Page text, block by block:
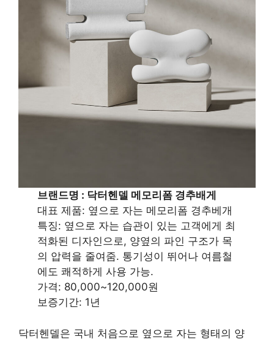
브랜드명 : 닥터헨델 메모리폼 경추배게
대표 제품: 옆으로 자는 메모리폼 경추베개
특징: 옆으로 자는 습관이 있는 고객에게 최
적화된 디자인으로, 양옆의 파인 구조가 목
의 압력을 줄여줌. 통기성이 뛰어나 여름철
에도 쾌적하게 사용 가능.
가격: 80,000~120,000원
보증기간: 1년
닥터헨델은 국내 처음으로 옆으로 자는 형태의 양